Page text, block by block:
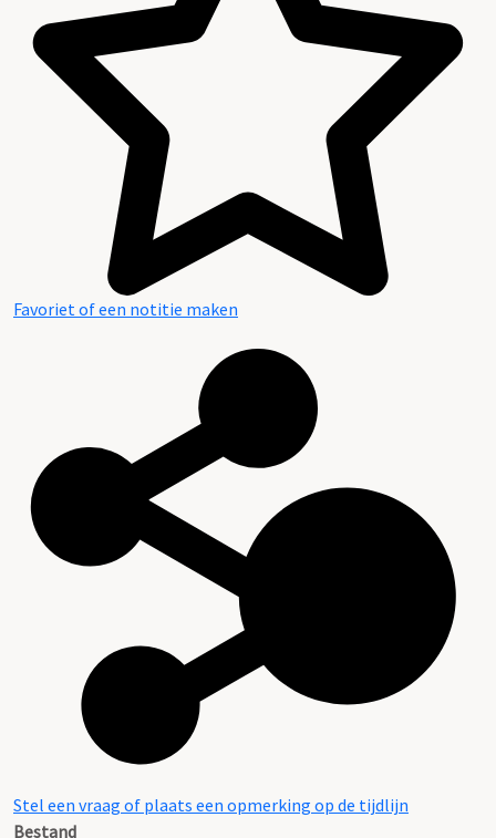
Favoriet of een notitie maken
Stel een vraag of plaats een opmerking op de tijdlijn
Bestand